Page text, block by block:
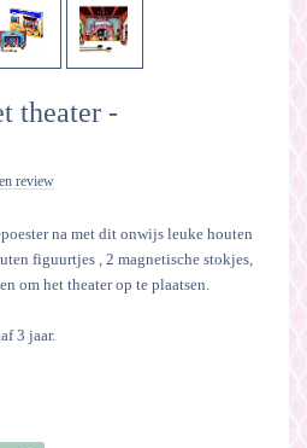
theater -
review
na met dit onwijs leuke houten
figuurtjes , 2 magnetische stokjes,
om het theater op te plaatsen.
3 jaar.